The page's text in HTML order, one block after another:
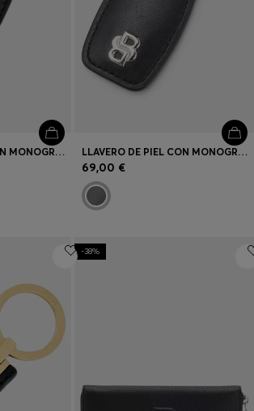
LLAVERO DE PIEL CON MONOGRAMA DOUBLE B DE BRONCE INDUSTRIAL LLAVERO DE PIEL CON MONOGRAMA DOUBLE B DE CROMO
69,00 €
-38%